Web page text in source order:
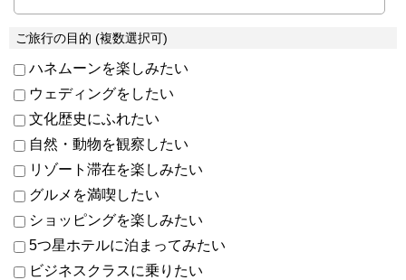
ご旅行の目的 (複数選択可)
ハネムーンを楽しみたい
ウェディングをしたい
文化歴史にふれたい
自然・動物を観察したい
リゾート滞在を楽しみたい
グルメを満喫したい
ショッピングを楽しみたい
5つ星ホテルに泊まってみたい
ビジネスクラスに乗りたい